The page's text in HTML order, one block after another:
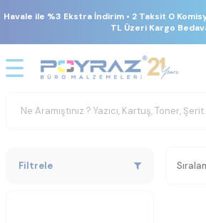
Havale ile %3 Ekstra İndirim • 2 Taksit 0
TL Üzeri Kargo
Filtrele